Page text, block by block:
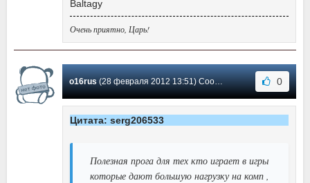
Baltagy
Очень приятно, Царь!
o16rus(28 февраля 2012 13:51) Сообщение #5 0
Цитата: serg206533
Полезная прога для тех кто играет в игры
которые дают большую нагрузку на комп ,